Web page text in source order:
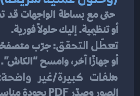
أو تنظيمية. إليك حلولًا فورية.
تعطّل التحقق
أو جهازًا آخر، وامسح “الكاش”.
ملفات كبيرة/غير واضحة